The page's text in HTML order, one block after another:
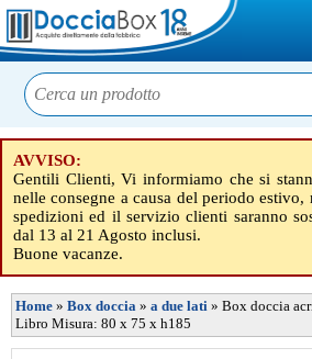
AVVISO:
Gentili Clienti, Vi informiamo che si
nelle consegne a causa del periodo
spedizioni ed il servizio clienti saranno
dal 13 al 21 Agosto inclusi.
Buone vacanze.
Home » Box doccia » a due lati » Box doccia
Libro Misura: 80 x 75 x h185